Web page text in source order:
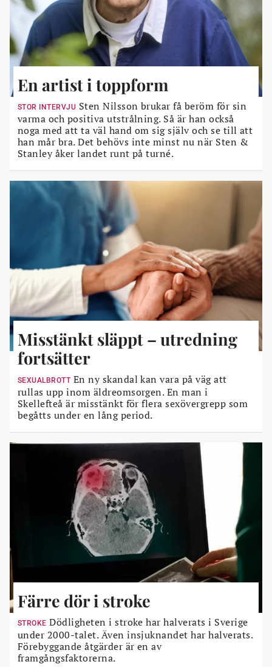
En artist i toppform
STOR INTERVJU Sten Nilsson brukar få beröm för sin
varma och positiva utstrålning. Så är han också
noga med att ta väl hand om sig själv och se till att
han mår bra. Det behövs inte minst nu när Sten &
Stanley åker landet runt på turné.
Misstänkt släppt – utredning
fortsätter
SEXUALBROTT En ny skandal kan vara på väg att
rullas upp inom äldreomsorgen. En man i
Skellefteå är misstänkt för flera sexövergrepp som
begåtts under en lång period.
Färre dör i stroke
STROKE Dödligheten i stroke har halverats i Sverige
under 2000-talet. Även insjuknandet har halverats.
Förebyggande åtgärder är en av
framgångsfaktorerna.